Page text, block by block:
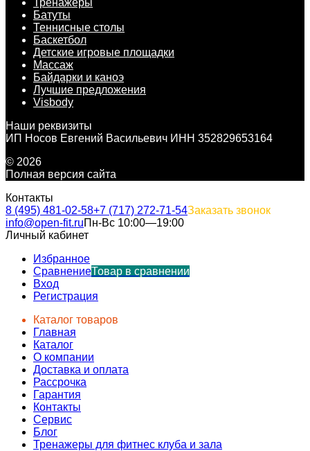
Батуты
Теннисные столы
Баскетбол
Детские игровые площадки
Массаж
Байдарки и каноэ
Лучшие предложения
Visbody
Наши реквизиты
ИП Носов Евгений Васильевич ИНН 352829653164
© 2026
Полная версия сайта
Контакты
8 (495) 481-02-58+7 (717) 272-71-54Заказать звонок
info@open-fit.ruПн-Вс 10:00—19:00
Личный кабинет
Избранное
СравнениеТовар в сравнении
Вход
Регистрация
Каталог товаров
Главная
Каталог
О компании
Доставка и оплата
Рассрочка
Гарантия
Контакты
Сервис
Блог
Тренажеры для фитнес клуба и зала